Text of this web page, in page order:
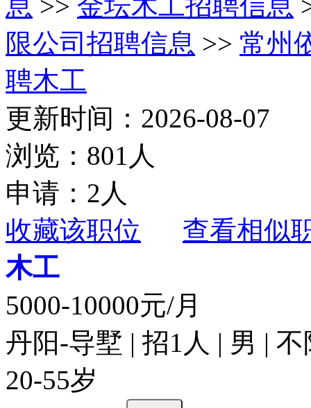
限公司招聘信息 >> 常州
聘木工
更新时间：2026-08-07
浏览：801人
申请：2人
收藏该职位
查看相似
木工
5000-10000元/月
丹阳-导墅 | 招1人 | 男 |
20-55岁